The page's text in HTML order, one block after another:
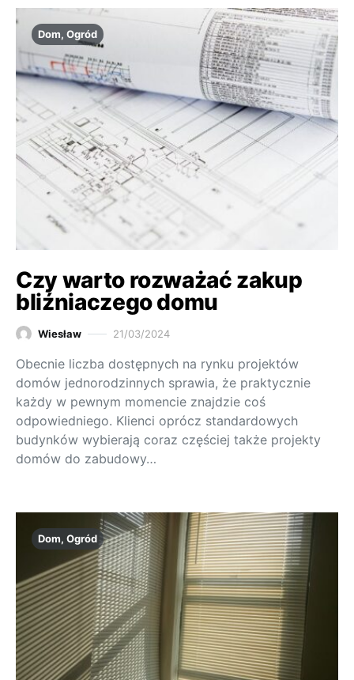
Dom, Ogród
Czy warto rozważać zakup
bliźniaczego domu
Wiesław 21/03/2024
Obecnie liczba dostępnych na rynku projektów
domów jednorodzinnych sprawia, że praktycznie
każdy w pewnym momencie znajdzie coś
odpowiedniego. Klienci oprócz standardowych
budynków wybierają coraz częściej także projekty
domów do zabudowy…
Dom, Ogród